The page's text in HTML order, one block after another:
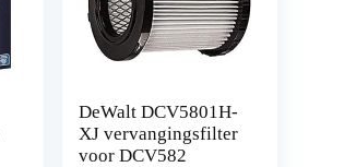
DeWalt DCV5801H-
XJ vervangingsfilter
voor DCV582